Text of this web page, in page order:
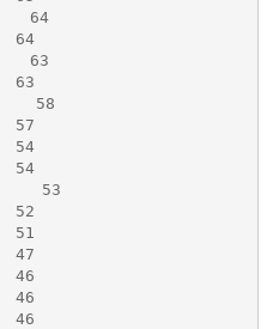
64
64
63
63
58
57
54
54
53
52
51
47
46
46
46